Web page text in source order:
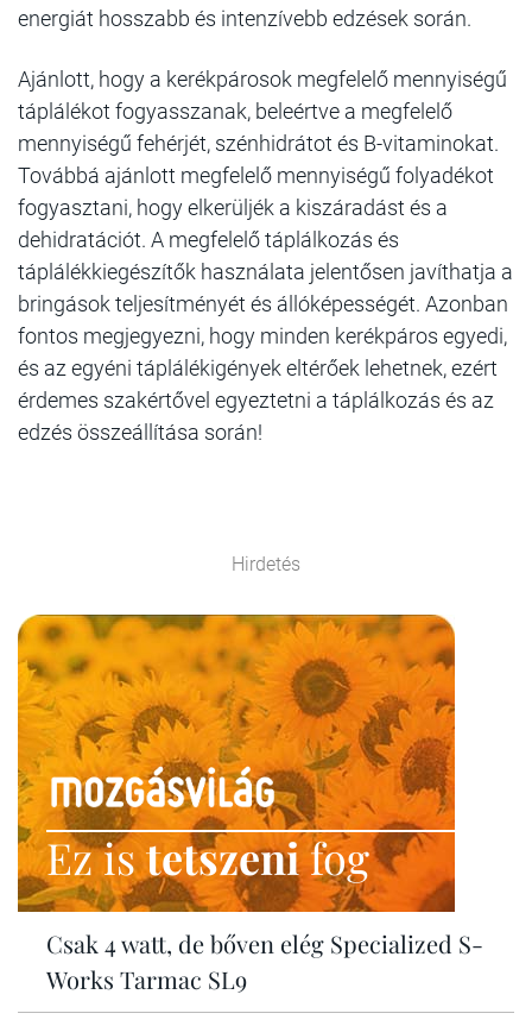
energiát hosszabb és intenzívebb edzések során.
Ajánlott, hogy a kerékpárosok megfelelő mennyiségű
táplálékot fogyasszanak, beleértve a megfelelő
mennyiségű fehérjét, szénhidrátot és B-vitaminokat.
Továbbá ajánlott megfelelő mennyiségű folyadékot
fogyasztani, hogy elkerüljék a kiszáradást és a
dehidratációt. A megfelelő táplálkozás és
táplálékkiegészítők használata jelentősen javíthatja a
bringások teljesítményét és állóképességét. Azonban
fontos megjegyezni, hogy minden kerékpáros egyedi,
és az egyéni táplálékigények eltérőek lehetnek, ezért
érdemes szakértővel egyeztetni a táplálkozás és az
edzés összeállítása során!
Hirdetés
Ez istetszenifog
Csak 4 watt, de bőven elég Specialized S-
Works Tarmac SL9